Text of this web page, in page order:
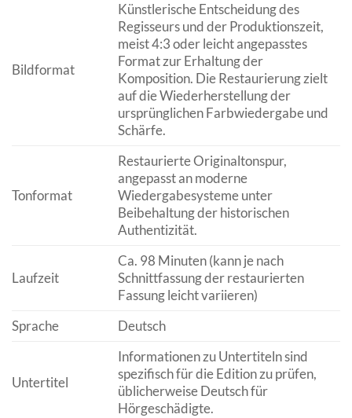
Bildformat
Künstlerische Entscheidung des
Regisseurs und der Produktionszeit,
meist 4:3 oder leicht angepasstes
Format zur Erhaltung der
Komposition. Die Restaurierung zielt
auf die Wiederherstellung der
ursprünglichen Farbwiedergabe und
Schärfe.
Tonformat
Restaurierte Originaltonspur,
angepasst an moderne
Wiedergabesysteme unter
Beibehaltung der historischen
Authentizität.
Laufzeit
Ca. 98 Minuten (kann je nach
Schnittfassung der restaurierten
Fassung leicht variieren)
Sprache
Deutsch
Untertitel
Informationen zu Untertiteln sind
spezifisch für die Edition zu prüfen,
üblicherweise Deutsch für
Hörgeschädigte.